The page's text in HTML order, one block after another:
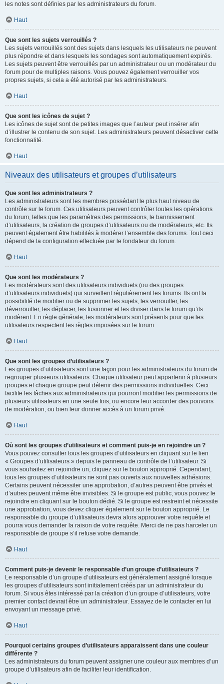
les notes sont définies par les administrateurs du forum.
Haut
Que sont les sujets verrouillés ?
Les sujets verrouillés sont des sujets dans lesquels les utilisateurs ne peuvent
plus répondre et dans lesquels les sondages sont automatiquement expirés.
Les sujets peuvent être verrouillés par un administrateur ou un modérateur du
forum pour de multiples raisons. Vous pouvez également verrouiller vos
propres sujets, si cela a été autorisé par les administrateurs.
Haut
Que sont les icônes de sujet ?
Les icônes de sujet sont de petites images que l’auteur peut insérer afin
d’illustrer le contenu de son sujet. Les administrateurs peuvent désactiver cette
fonctionnalité.
Haut
Niveaux des utilisateurs et groupes d’utilisateurs
Que sont les administrateurs ?
Les administrateurs sont les membres possédant le plus haut niveau de
contrôle sur le forum. Ces utilisateurs peuvent contrôler toutes les opérations
du forum, telles que les paramètres des permissions, le bannissement
d’utilisateurs, la création de groupes d’utilisateurs ou de modérateurs, etc. Ils
peuvent également être habilités à modérer l’ensemble des forums. Tout ceci
dépend de la configuration effectuée par le fondateur du forum.
Haut
Que sont les modérateurs ?
Les modérateurs sont des utilisateurs individuels (ou des groupes
d’utilisateurs individuels) qui surveillent régulièrement les forums. Ils ont la
possibilité de modifier ou de supprimer les sujets, les verrouiller, les
déverrouiller, les déplacer, les fusionner et les diviser dans le forum qu’ils
modèrent. En règle générale, les modérateurs sont présents pour que les
utilisateurs respectent les règles imposées sur le forum.
Haut
Que sont les groupes d’utilisateurs ?
Les groupes d’utilisateurs sont une façon pour les administrateurs du forum de
regrouper plusieurs utilisateurs. Chaque utilisateur peut appartenir à plusieurs
groupes et chaque groupe peut détenir des permissions individuelles. Ceci
facilite les tâches aux administrateurs qui pourront modifier les permissions de
plusieurs utilisateurs en une seule fois, ou encore leur accorder des pouvoirs
de modération, ou bien leur donner accès à un forum privé.
Haut
Où sont les groupes d’utilisateurs et comment puis-je en rejoindre un ?
Vous pouvez consulter tous les groupes d’utilisateurs en cliquant sur le lien
« Groupes d’utilisateurs » depuis le panneau de contrôle de l’utilisateur. Si
vous souhaitez en rejoindre un, cliquez sur le bouton approprié. Cependant,
tous les groupes d’utilisateurs ne sont pas ouverts aux nouvelles adhésions.
Certains peuvent nécessiter une approbation, d’autres peuvent être privés et
d’autres peuvent même être invisibles. Si le groupe est public, vous pouvez le
rejoindre en cliquant sur le bouton dédié. Si le groupe est restreint et nécessite
une approbation, vous devez cliquer également sur le bouton approprié. Le
responsable du groupe d’utilisateurs devra alors approuver votre requête et
pourra vous demander la raison de votre requête. Merci de ne pas harceler un
responsable de groupe s’il refuse votre demande.
Haut
Comment puis-je devenir le responsable d’un groupe d’utilisateurs ?
Le responsable d’un groupe d’utilisateurs est généralement assigné lorsque
les groupes d’utilisateurs sont initialement créés par un administrateur du
forum. Si vous êtes intéressé par la création d’un groupe d’utilisateurs, votre
premier contact devrait être un administrateur. Essayez de le contacter en lui
envoyant un message privé.
Haut
Pourquoi certains groupes d’utilisateurs apparaissent dans une couleur
différente ?
Les administrateurs du forum peuvent assigner une couleur aux membres d’un
groupe d’utilisateurs afin de faciliter leur identification.